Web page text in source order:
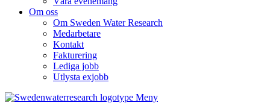
Om oss
Om Sweden Water Research
Medarbetare
Kontakt
Fakturering
Lediga jobb
Utlysta exjobb
Meny